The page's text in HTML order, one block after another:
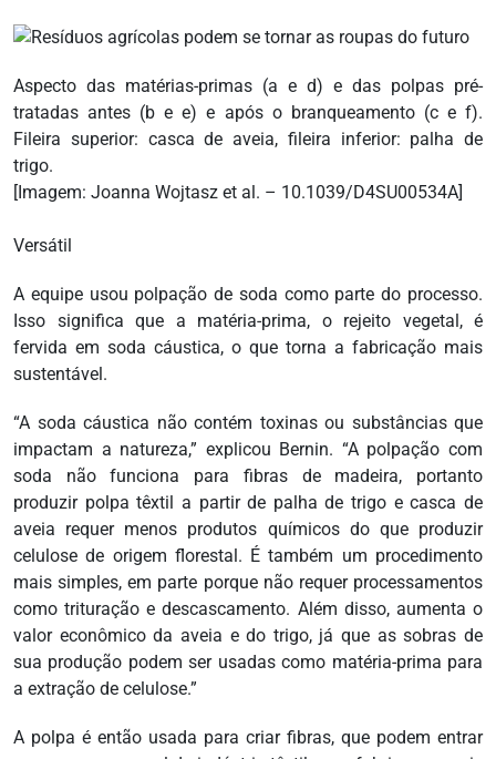
Aspecto das matérias-primas (a e d) e das polpas pré-
tratadas antes (b e e) e após o branqueamento (c e f).
Fileira superior: casca de aveia, fileira inferior: palha de
trigo.
[Imagem: Joanna Wojtasz et al. – 10.1039/D4SU00534A]
Versátil
A equipe usou polpação de soda como parte do processo.
Isso significa que a matéria-prima, o rejeito vegetal, é
fervida em soda cáustica, o que torna a fabricação mais
sustentável.
“A soda cáustica não contém toxinas ou substâncias que
impactam a natureza,” explicou Bernin. “A polpação com
soda não funciona para fibras de madeira, portanto
produzir polpa têxtil a partir de palha de trigo e casca de
aveia requer menos produtos químicos do que produzir
celulose de origem florestal. É também um procedimento
mais simples, em parte porque não requer processamentos
como trituração e descascamento. Além disso, aumenta o
valor econômico da aveia e do trigo, já que as sobras de
sua produção podem ser usadas como matéria-prima para
a extração de celulose.”
A polpa é então usada para criar fibras, que podem entrar